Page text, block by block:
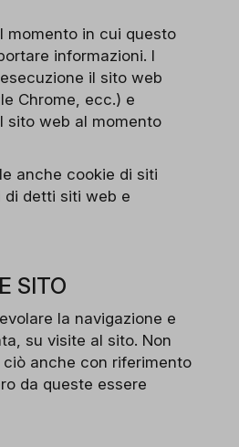
momento in cui questo
informazioni. I
il sito web
Chrome, ecc.) e
sito web al momento
anche cookie di siti
di detti siti web e
SITO
la navigazione e
su visite al sito. Non
anche con riferimento
da queste essere